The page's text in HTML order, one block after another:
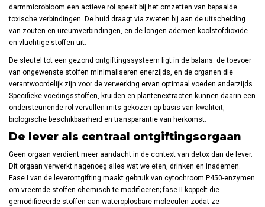
darmmicrobioom een actieve rol speelt bij het omzetten van bepaalde
toxische verbindingen. De huid draagt via zweten bij aan de uitscheiding
van zouten en ureumverbindingen, en de longen ademen koolstofdioxide
en vluchtige stoffen uit.
De sleutel tot een gezond ontgiftingssysteem ligt in de balans: de toevoer
van ongewenste stoffen minimaliseren enerzijds, en de organen die
verantwoordelijk zijn voor de verwerking ervan optimaal voeden anderzijds.
Specifieke voedingsstoffen, kruiden en plantenextracten kunnen daarin een
ondersteunende rol vervullen mits gekozen op basis van kwaliteit,
biologische beschikbaarheid en transparantie van herkomst.
De lever als centraal ontgiftingsorgaan
Geen orgaan verdient meer aandacht in de context van detox dan de lever.
Dit orgaan verwerkt nagenoeg alles wat we eten, drinken en inademen.
Fase I van de leverontgifting maakt gebruik van cytochroom P450-enzymen
om vreemde stoffen chemisch te modificeren; fase II koppelt die
gemodificeerde stoffen aan wateroplosbare moleculen zodat ze